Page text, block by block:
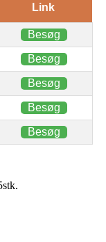
Link
Besøg
Besøg
Besøg
Besøg
Besøg